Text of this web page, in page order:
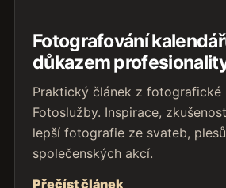
Fotografování
důkazem
Praktický článek z fotografické
Fotoslužby. Inspirace,
lepší fotografie ze svateb,
společenských akcí.
Přečíst článek